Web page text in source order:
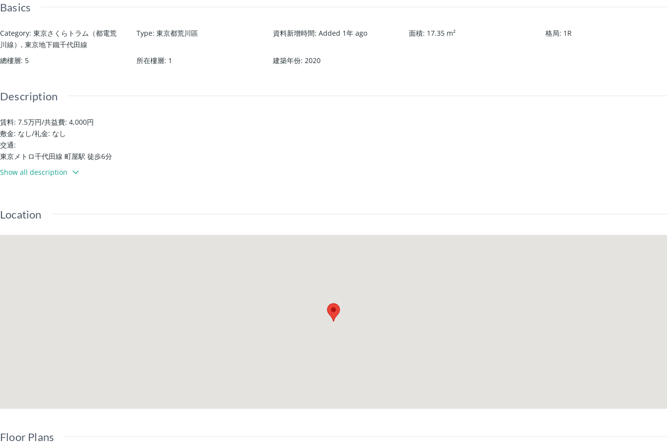
Basics
Category: 東京さくらトラム（都電荒
川線） , 東京地下鐵千代田線
Type: 東京都荒川區 資料新增時間: Added 1年 ago 面積: 17.35 m² 格局: 1R
總樓層: 5 所在樓層: 1 建築年份: 2020
Description
賃料: 7.5万円/共益費: 4,000円
敷金: なし/礼金: なし
交通:
東京メトロ千代田線 町屋駅 徒歩6分
東京さくらトラム（都電荒川線） 町屋駅前駅 徒歩7分
鞋櫃/專用浴室 / 溫水洗淨馬桶 / 浴室乾燥機
Show all description
Location
Floor Plans